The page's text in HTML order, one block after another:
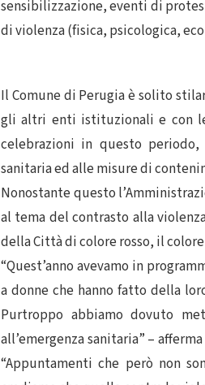
sensibilizzazione, eventi di
di violenza (fisica, psicologica,
Il Comune di Perugia è solito
gli altri enti istituzionali e con
celebrazioni in questo
sanitaria ed alle misure di
Nonostante questo
al tema del contrasto alla
della Città di colore rosso, il
“Quest’anno avevamo in
a donne che hanno fatto della
Purtroppo abbiamo dovuto
all’emergenza sanitaria” –
“Appuntamenti che però non